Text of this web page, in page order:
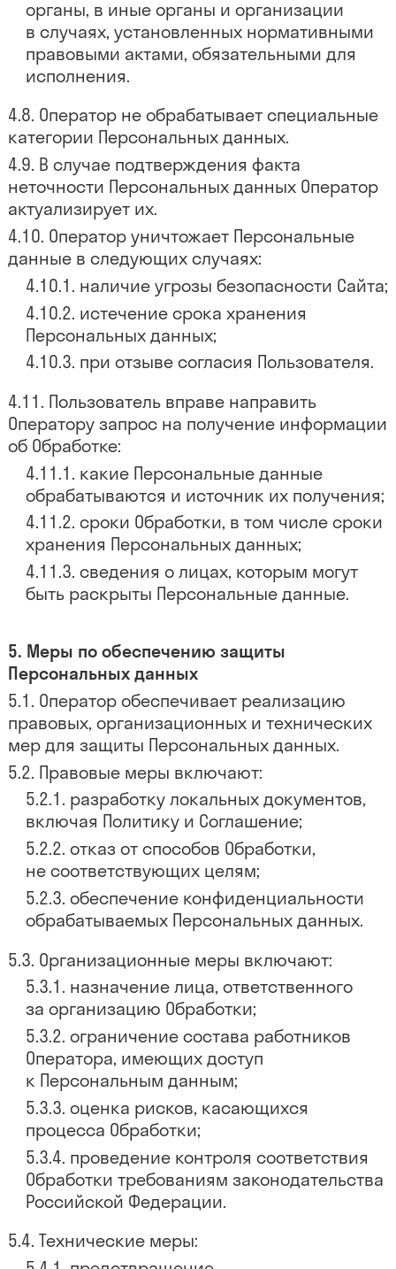
органы, в иные органы и организации
в случаях, установленных нормативными
правовыми актами, обязательными для
исполнения.
Оператор не обрабатывает специальные
категории Персональных данных.
В случае подтверждения факта
неточности Персональных данных Оператор
актуализирует их.
Оператор уничтожает Персональные
данные в следующих случаях:
наличие угрозы безопасности Сайта;
истечение срока хранения
Персональных данных;
при отзыве согласия Пользователя.
Пользователь вправе направить
Оператору запрос на получение информации
об Обработке:
какие Персональные данные
обрабатываются и источник их получения;
сроки Обработки, в том числе сроки
хранения Персональных данных;
сведения о лицах, которым могут
быть раскрыты Персональные данные.
Меры по обеспечению защиты
Персональных данных
Оператор обеспечивает реализацию
правовых, организационных и технических
мер для защиты Персональных данных.
Правовые меры включают:
разработку локальных документов,
включая Политику и Соглашение;
отказ от способов Обработки,
не соответствующих целям;
обеспечение конфиденциальности
обрабатываемых Персональных данных.
Организационные меры включают:
назначение лица, ответственного
за организацию Обработки;
ограничение состава работников
Оператора, имеющих доступ
к Персональным данным;
оценка рисков, касающихся
процесса Обработки;
проведение контроля соответствия
Обработки требованиям законодательства
Российской Федерации.
Технические меры: